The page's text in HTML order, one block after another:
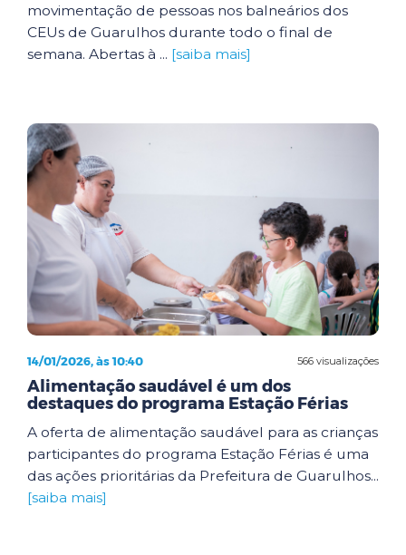
movimentação de pessoas nos balneários dos
CEUs de Guarulhos durante todo o final de
semana. Abertas à ... [saiba mais]
566 visualizações
14/01/2026, às 10:40
Alimentação saudável é um dos
destaques do programa Estação Férias
A oferta de alimentação saudável para as crianças
participantes do programa Estação Férias é uma
das ações prioritárias da Prefeitura de Guarulhos...
[saiba mais]